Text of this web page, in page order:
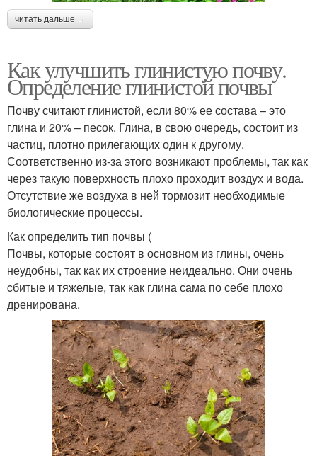
читать дальше →
Как улучшить глинистую почву.
Определение глинистой почвы
Почву считают глинистой, если 80% ее состава – это
глина и 20% – песок. Глина, в свою очередь, состоит из
частиц, плотно прилегающих один к другому.
Соответственно из-за этого возникают проблемы, так как
через такую поверхность плохо проходит воздух и вода.
Отсутствие же воздуха в ней тормозит необходимые
биологические процессы.
Как определить тип почвы (
Почвы, которые состоят в основном из глины, очень
неудобны, так как их строение неидеально. Они очень
cбитые и тяжелые, так как глина сама по себе плохо
дренирована.